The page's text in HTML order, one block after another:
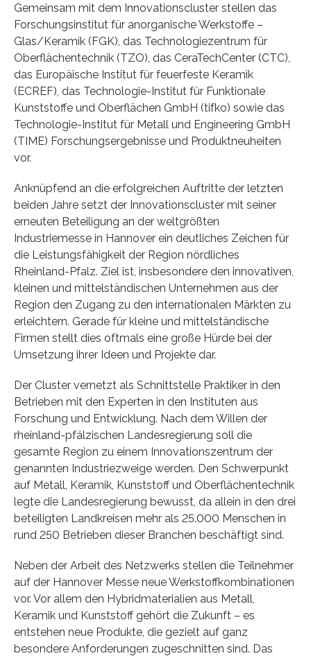
Gemeinsam mit dem Innovationscluster stellen das
Forschungsinstitut für anorganische Werkstoffe –
Glas/Keramik (FGK), das Technologiezentrum für
Oberflächentechnik (TZO), das CeraTechCenter (CTC),
das Europäische Institut für feuerfeste Keramik
(ECREF), das Technologie-Institut für Funktionale
Kunststoffe und Oberflächen GmbH (tifko) sowie das
Technologie-Institut für Metall und Engineering GmbH
(TIME) Forschungsergebnisse und Produktneuheiten
vor.
Anknüpfend an die erfolgreichen Auftritte der letzten
beiden Jahre setzt der Innovationscluster mit seiner
erneuten Beteiligung an der weltgrößten
Industriemesse in Hannover ein deutliches Zeichen für
die Leistungsfähigkeit der Region nördliches
Rheinland-Pfalz. Ziel ist, insbesondere den innovativen,
kleinen und mittelständischen Unternehmen aus der
Region den Zugang zu den internationalen Märkten zu
erleichtern. Gerade für kleine und mittelständische
Firmen stellt dies oftmals eine große Hürde bei der
Umsetzung ihrer Ideen und Projekte dar.
Der Cluster vernetzt als Schnittstelle Praktiker in den
Betrieben mit den Experten in den Instituten aus
Forschung und Entwicklung. Nach dem Willen der
rheinland-pfälzischen Landesregierung soll die
gesamte Region zu einem Innovationszentrum der
genannten Industriezweige werden. Den Schwerpunkt
auf Metall, Keramik, Kunststoff und Oberflächentechnik
legte die Landesregierung bewusst, da allein in den drei
beteiligten Landkreisen mehr als 25.000 Menschen in
rund 250 Betrieben dieser Branchen beschäftigt sind.
Neben der Arbeit des Netzwerks stellen die Teilnehmer
auf der Hannover Messe neue Werkstoffkombinationen
vor. Vor allem den Hybridmaterialien aus Metall,
Keramik und Kunststoff gehört die Zukunft – es
entstehen neue Produkte, die gezielt auf ganz
besondere Anforderungen zugeschnitten sind. Das